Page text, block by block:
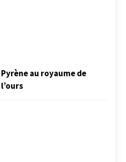
Pyrène au royaume de
l’ours